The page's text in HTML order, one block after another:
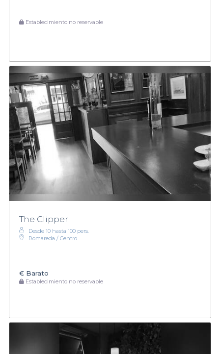
Establecimiento no reservable
The Clipper
Desde 10 hasta 100 pers.
Romareda / Centro
€ Barato
Establecimiento no reservable